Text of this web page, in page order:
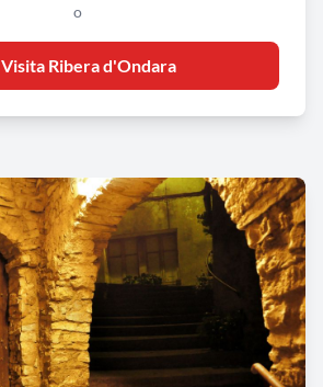
o
Visita Ribera d'Ondara